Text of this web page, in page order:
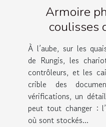
Armoire
coulisses
À l’aube, sur les
de Rungis, les
contrôleurs, et les
crible des
vérifications, un
peut tout changer :
où sont stockés...